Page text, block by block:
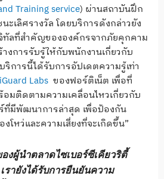
Training service) ผ่านสถาบันฝึก
เลิศรางวัล โดยบริการดังกล่าวยัง
ลที่สำคัญขององค์กรจากภัยคุกคาม
างการรับรู้ให้กับพนักงานเกี่ยวกับ
ริการนี้ได้รับการอัปเดตความรู้เท่า
Labs ของฟอร์ติเน็ต เพื่อที่
มติดตามความเคลื่อนไหวเกี่ยวกับ
ที่มีพัฒนาการล่าสุด เพื่อป้องกัน
โหว่และความเสี่ยงที่จะเกิดขึ้น”
งผู้นำตลาดไซเบอร์ซีเคียวริตี้
รายังได้รับการยืนยันความ